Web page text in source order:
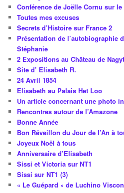
Conférence de Joëlle Cornu sur
Toutes mes excuses
Secrets d’Histoire sur France 2
Présentation de l’autobiographie
Stéphanie
2 Expositions au Château de
Site d’ Elisabeth R.
24 Avril 1854
Elisabeth au Palais Het Loo
Un article concernant une photo
Rencontres autour de l’Amazone
Bonne Année
Bon Réveillon du Jour de l’An à
Joyeux Noël à tous
Anniversaire d’Elisabeth
Sissi et Victoria sur NT1
Sissi sur NT1 (3)
« Le Guépard » de Luchino